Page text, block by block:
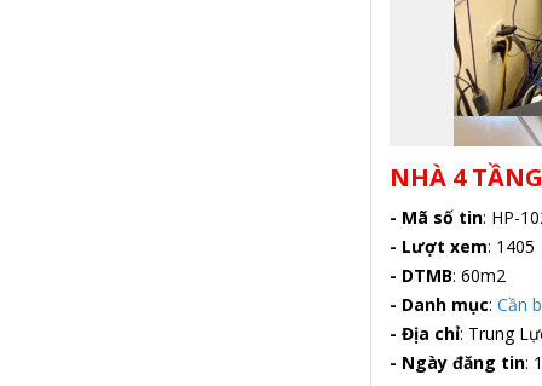
NHÀ 4
- Mã số tin: HP-
- Lượt xem: 1405
- DTMB: 60m2
- Danh mục: Cần
- Địa chỉ: Trung
- Ngày đăng tin: